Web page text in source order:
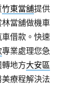
竹東當舖提供
當舖做機車
借款。快速
專業處理您急
地方大安區
療程解決法